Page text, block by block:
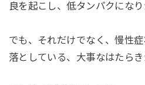
良を起こし、低タンパクになり
でも、それだけでなく、慢性
落としている、大事なはたらき